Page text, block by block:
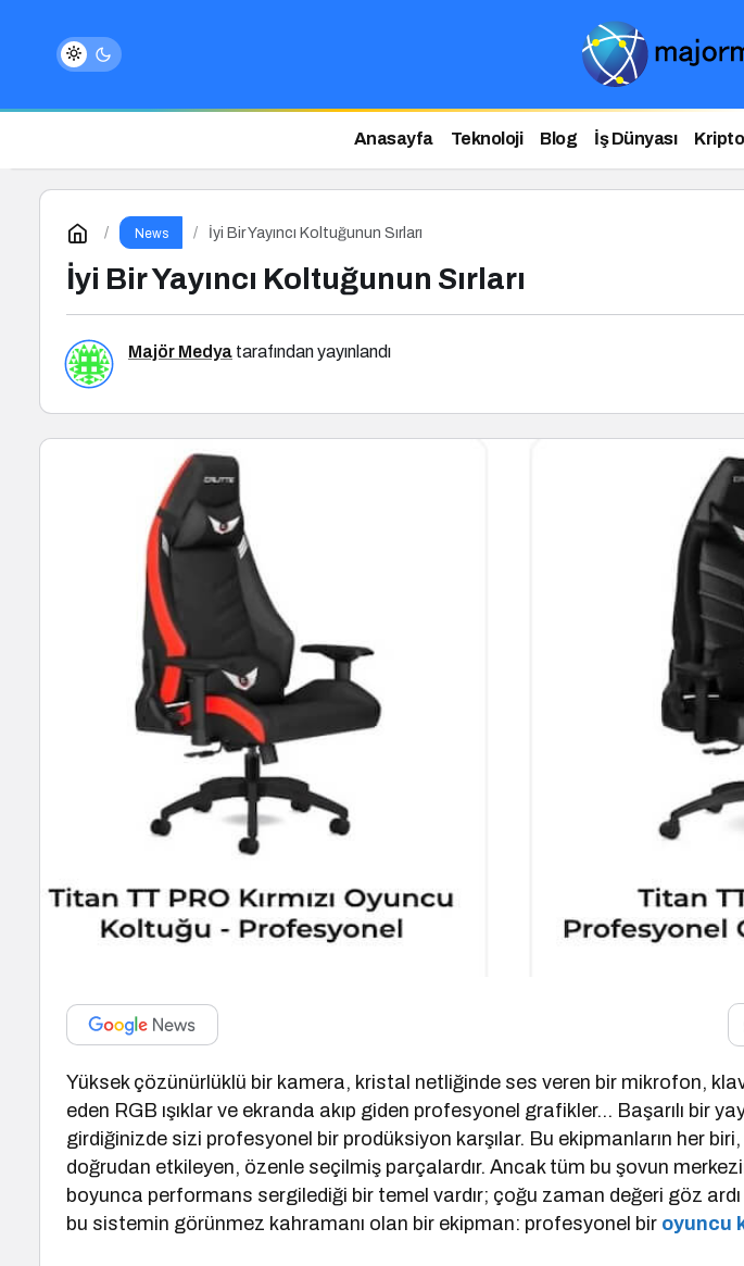
Anasayfa Teknoloji Blog İş Dünyası Kripto
News İyi Bir Yayıncı Koltuğunun Sırları
İyi Bir Yayıncı Koltuğunun Sırları
Majör Medya tarafından yayınlandı
Yüksek çözünürlüklü bir kamera, kristal netliğinde ses veren bir mikrofon,
eden RGB ışıklar ve ekranda akıp giden profesyonel grafikler… Başarılı bir
girdiğinizde sizi profesyonel bir prodüksiyon karşılar. Bu ekipmanların her biri,
doğrudan etkileyen, özenle seçilmiş parçalardır. Ancak tüm bu şovun
boyunca performans sergilediği bir temel vardır; çoğu zaman değeri göz
bu sistemin görünmez kahramanı olan bir ekipman: profesyonel bir oyuncu